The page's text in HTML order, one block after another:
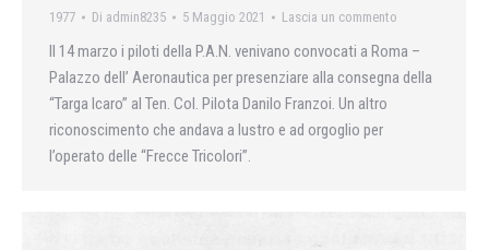
1977 Di admin8235 5 Maggio 2021 Lascia un commento
Il 14 marzo i piloti della P.A.N. venivano convocati a Roma –
Palazzo dell’ Aeronautica per presenziare alla consegna della
“Targa Icaro” al Ten. Col. Pilota Danilo Franzoi. Un altro
riconoscimento che andava a lustro e ad orgoglio per
l’operato delle “Frecce Tricolori”.